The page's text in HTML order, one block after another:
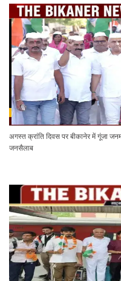
अगस्त क्रांति दिवस पर बीकानेर में गूंजा
जनसैलाब